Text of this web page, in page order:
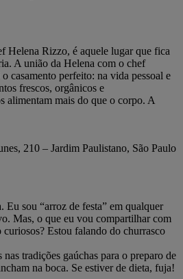
Helena Rizzo, é aquele lugar que fica
A união da Helena com o chef
casamento perfeito: na vida pessoal e
frescos, orgânicos e
alimentam mais do que o corpo. A
210 – Jardim Paulistano, São Paulo
Eu sou “arroz de festa” em qualquer
Mas, o que eu vou compartilhar com
curiosos? Estou falando do churrasco
tradições gaúchas para o preparo de
na boca. Se estiver de dieta, fuja!